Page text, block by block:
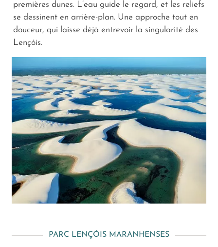
premières dunes. L’eau guide le regard, et les reliefs
se dessinent en arrière-plan. Une approche tout en
douceur, qui laisse déjà entrevoir la singularité des
Lençóis.
PARC LENÇÓIS MARANHENSES